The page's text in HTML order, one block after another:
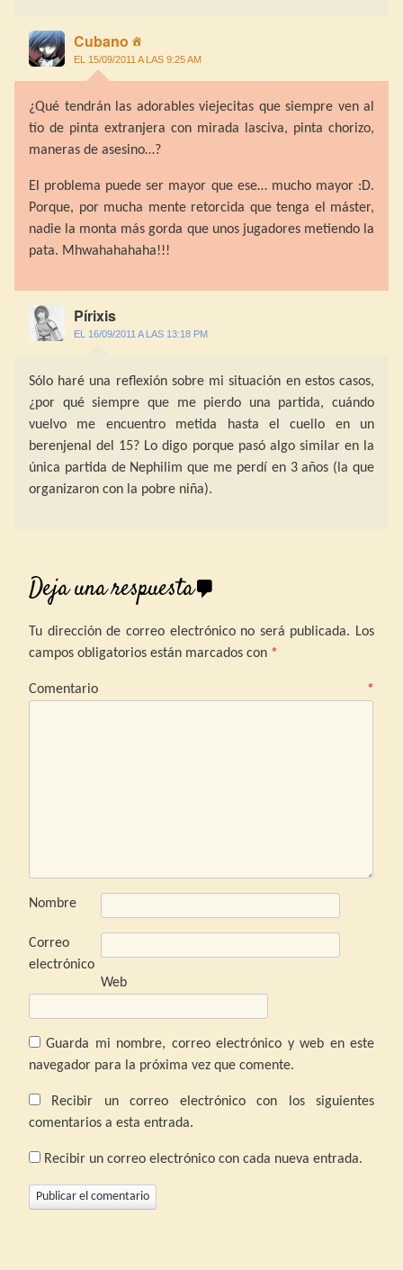
Cubano
EL 15/09/2011 A LAS 9:25 AM
¿Qué tendrán las adorables viejecitas que siempre ven al
tío de pinta extranjera con mirada lasciva, pinta chorizo,
maneras de asesino…?
El problema puede ser mayor que ese… mucho mayor :D.
Porque, por mucha mente retorcida que tenga el máster,
nadie la monta más gorda que unos jugadores metiendo la
pata. Mhwahahahaha!!!
Pírixis
EL 16/09/2011 A LAS 13:18 PM
Sólo haré una reflexión sobre mi situación en estos casos,
¿por qué siempre que me pierdo una partida, cuándo
vuelvo me encuentro metida hasta el cuello en un
berenjenal del 15? Lo digo porque pasó algo similar en la
única partida de Nephilim que me perdí en 3 años (la que
organizaron con la pobre niña).
Deja una respuesta
Tu dirección de correo electrónico no será publicada. Los
campos obligatorios están marcados con *
Comentario *
Nombre
Correo
electrónico
Web
Guarda mi nombre, correo electrónico y web en este
navegador para la próxima vez que comente.
Recibir un correo electrónico con los siguientes
comentarios a esta entrada.
Recibir un correo electrónico con cada nueva entrada.